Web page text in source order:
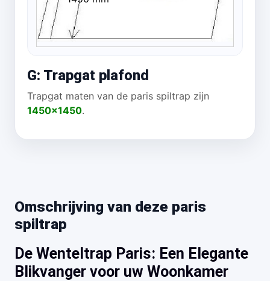
G: Trapgat plafond
Trapgat maten van de paris spiltrap zijn
1450x1450.
Omschrijving van deze paris
spiltrap
De Wenteltrap Paris: Een Elegante
Blikvanger voor uw Woonkamer